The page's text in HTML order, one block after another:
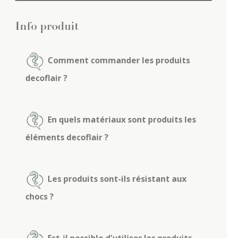
Info produit
Comment commander les produits
decoflair ?
En quels matériaux sont produits les
éléments decoflair ?
Les produits sont-ils résistant aux
chocs ?